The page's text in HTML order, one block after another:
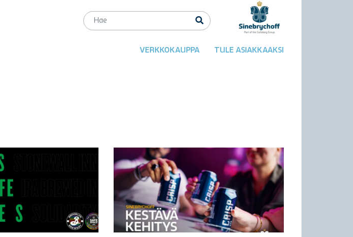
VERKKOKAUPPA TULE ASIAKKAAKSI